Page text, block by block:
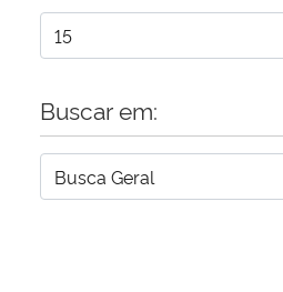
Buscar em: